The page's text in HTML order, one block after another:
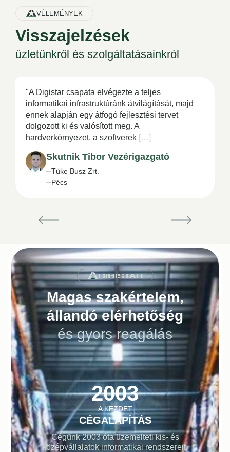
VÉLEMÉNYEK
Visszajelzések
üzletünkről és szolgáltatásainkról
"A Digistar csapata elvégezte a teljes
informatikai infrastruktúránk átvilágítását, majd
ennek alapján egy átfogó fejlesztési tervet
dolgozott ki és valósított meg. A
hardverkörnyezet, a szoftverek […]
Skutnik Tibor Vezérigazgató
Tüke Busz Zrt.
Pécs
DIGISTAR
Magas szakértelem,
állandó elérhetőség
és gyors reagálás
2003
A KEZDET
CÉGALAPÍTÁS
Cégünk 2003 óta üzemelteti kis- és
középvállalatok informatikai rendszereit,